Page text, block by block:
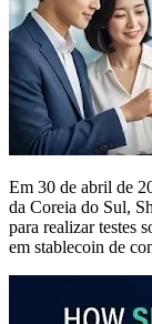
Em 30 de abril de
da Coreia do Sul,
para realizar testes
em stablecoin de